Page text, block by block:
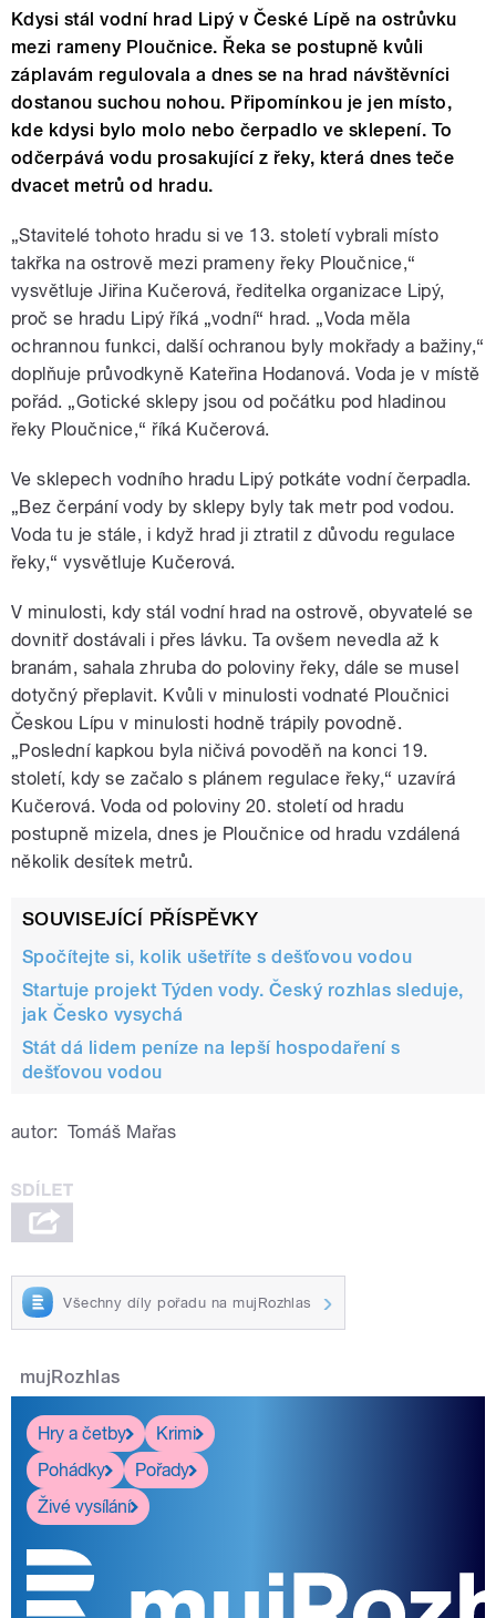
Kdysi stál vodní hrad Lipý v České Lípě na ostrůvku
mezi rameny Ploučnice. Řeka se postupně kvůli
záplavám regulovala a dnes se na hrad návštěvníci
dostanou suchou nohou. Připomínkou je jen místo,
kde kdysi bylo molo nebo čerpadlo ve sklepení. To
odčerpává vodu prosakující z řeky, která dnes teče
dvacet metrů od hradu.
„Stavitelé tohoto hradu si ve 13. století vybrali místo
takřka na ostrově mezi prameny řeky Ploučnice,“
vysvětluje Jiřina Kučerová, ředitelka organizace Lipý,
proč se hradu Lipý říká „vodní“ hrad. „Voda měla
ochrannou funkci, další ochranou byly mokřady a bažiny,“
doplňuje průvodkyně Kateřina Hodanová. Voda je v místě
pořád. „Gotické sklepy jsou od počátku pod hladinou
řeky Ploučnice,“ říká Kučerová.
Ve sklepech vodního hradu Lipý potkáte vodní čerpadla.
„Bez čerpání vody by sklepy byly tak metr pod vodou.
Voda tu je stále, i když hrad ji ztratil z důvodu regulace
řeky,“ vysvětluje Kučerová.
V minulosti, kdy stál vodní hrad na ostrově, obyvatelé se
dovnitř dostávali i přes lávku. Ta ovšem nevedla až k
branám, sahala zhruba do poloviny řeky, dále se musel
dotyčný přeplavit. Kvůli v minulosti vodnaté Ploučnici
Českou Lípu v minulosti hodně trápily povodně.
„Poslední kapkou byla ničivá povoděň na konci 19.
století, kdy se začalo s plánem regulace řeky,“ uzavírá
Kučerová. Voda od poloviny 20. století od hradu
postupně mizela, dnes je Ploučnice od hradu vzdálená
několik desítek metrů.
SOUVISEJÍCÍ PŘÍSPĚVKY
Spočítejte si, kolik ušetříte s dešťovou vodou
Startuje projekt Týden vody. Český rozhlas sleduje,
jak Česko vysychá
Stát dá lidem peníze na lepší hospodaření s
dešťovou vodou
autor: Tomáš Mařas
Všechny díly pořadu na mujRozhlas
mujRozhlas
Hry a četby
Krimi
Pohádky
Pořady
Živé vysílání